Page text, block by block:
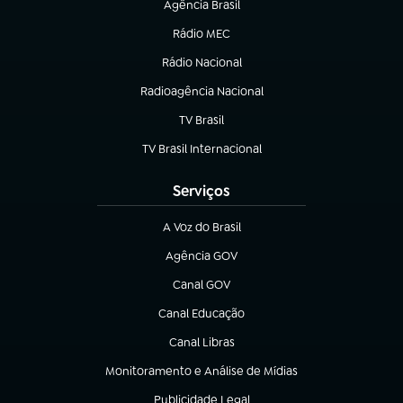
Agência Brasil
(abre em nova aba)
Rádio MEC
(abre em nova aba)
Rádio Nacional
Radioagência Nacional
(abre em nova aba)
TV Brasil
(abre em nova aba)
TV Brasil Internacional
(abre em nova aba)
Serviços
A Voz do Brasil
(abre em nova aba)
Agência GOV
(abre em nova aba)
Canal GOV
(abre em nova aba)
Canal Educação
(abre em nova aba)
Canal Libras
(abre em nova aba)
Monitoramento e Análise de Mídias
(abre em nova aba)